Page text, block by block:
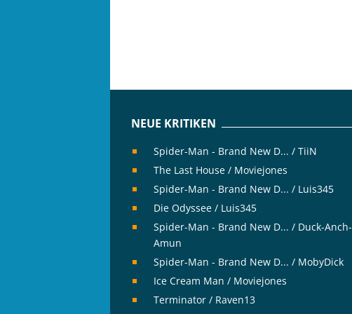
NEUE KRITIKEN
Spider-Man - Brand New D... / TiiN
The Last House / Moviejones
Spider-Man - Brand New D... / Luis345
Die Odyssee / Luis345
Spider-Man - Brand New D... / Duck-Anch-
Amun
Spider-Man - Brand New D... / MobyDick
Ice Cream Man / Moviejones
Terminator / Raven13